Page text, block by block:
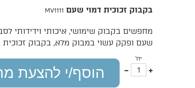
בקבוק זכוכית דמוי שעם MV1111
מחפשים בקבוק שימושי, איכותי וידידותי
שעם ופקק עשוי במבוק מלא, בקבוק
יח'
עוד
אחד
הוסף/י להצעת